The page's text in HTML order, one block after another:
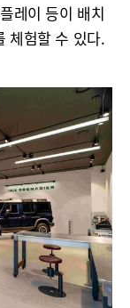
레이 등이 배치
체험할 수 있다.